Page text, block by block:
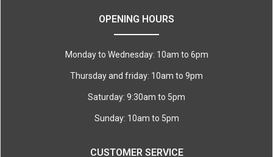
OPENING HOURS
Monday to Wednesday: 10am to 6pm
Thursday and friday: 10am to 9pm
Saturday: 9:30am to 5pm
Sunday: 10am to 5pm
CUSTOMER SERVICE